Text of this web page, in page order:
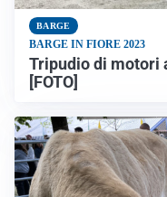
BARGE
BARGE IN FIORE 2023
Tripudio di motori
[FOTO]